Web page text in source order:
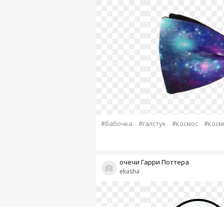
#бабочка #галстук #космос
ekasha
очечи Гарри Поттера